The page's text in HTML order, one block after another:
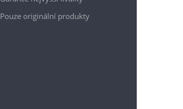
Pouze originální produkty